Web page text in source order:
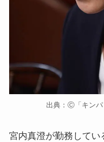
出典：Ⓒ「キンパ
宮内真澄が勤務してい